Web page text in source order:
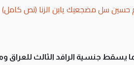
حسين سل مضجعيك يابن الزنا (نص كامل)
يسقط جنسية الرافد الثالث للعراق